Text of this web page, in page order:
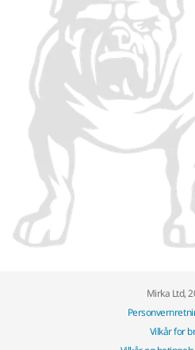
Mirka Ltd,
Vilkår for